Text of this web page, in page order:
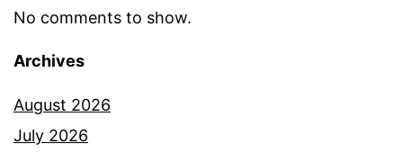
m
n
t
,
s
No comments to show.
Archives
August 2026
July 2026